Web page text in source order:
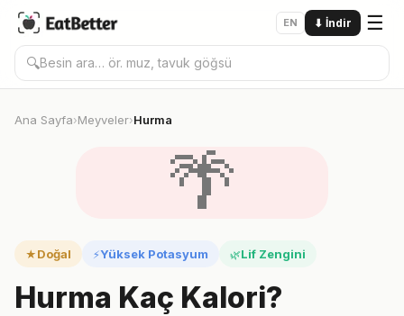
EN ⬇ İndir ☰
🔍
Ana Sayfa›Meyveler›Hurma
🌴
★ Doğal ⚡Yüksek Potasyum 🌿Lif Zengini
Hurma Kaç Kalori?